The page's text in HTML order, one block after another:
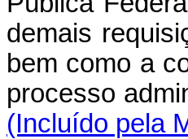
demais
bem como a
processo
(Incluído pela